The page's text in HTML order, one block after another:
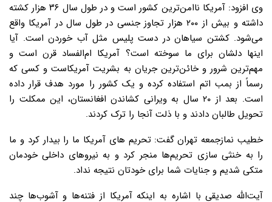
وی افزود: آمریکا ناامن‌ترین کشور است و در طول سال ۳۶ هزار کشته
داشته و بیش از ۲۰۰ هزار تجاوز جنسی در طول سال در آمریکا واقع
می‌شود. کشتن سیاهان در دست پلیس مثل آب خوردن است. آیا
اینها دلشان برای ما سوخته است؟ آمریکا ام‌الفساد قرن است و
مهم‌ترین شرور و خائن‌ترین جریان به بشریت آمریکاست و کسی که
رسماً از بمب اتم استفاده کرده و یک کشور را مورد هدف قرار داده
است. بعد از ۲۰ سال به ویرانی کشاندن افغانستان، این ممکلت را
تحویل طالبان دادند و با ذلت آنجا را ترک کردند.
خطیب نمازجمعه تهران گفت: تحریم های آمریکا ما را بیدار کرد و ما
را به خنثی سازی تحریم‌ها منجر کرد و به نیروهای داخلی خودمان
متکی شدیم و جنایات شما برای خودتان نتیجه نداد.
آیت‌الله صدیقی با اشاره به اینکه آمریکا از فتنه‌ها و آشوب‌ها چند